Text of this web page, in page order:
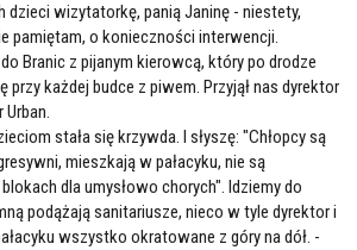
dzieci wizytatorkę, panią Janinę - niestety,
pamiętam, o konieczności interwencji.
Branic z pijanym kierowcą, który po drodze
przy każdej budce z piwem. Przyjął nas dyrektor
stała się krzywda. I słyszę: "Chłopcy są
mieszkają w pałacyku, nie są
dla umysłowo chorych". Idziemy do
podążają sanitariusze, nieco w tyle dyrektor i
wszystko okratowane z góry na dół. -